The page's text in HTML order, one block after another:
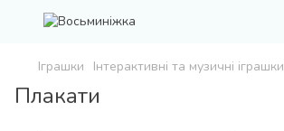
Іграшки Інтерактивні та музичні іграшки
Плакати